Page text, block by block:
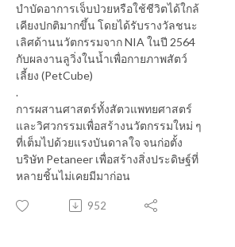
บำบัดอาการเจ็บป่วยหรือใช้ชีวิตได้ใกล้
เคียงปกติมากขึ้น โดยได้รับรางวัลชนะ
เลิศด้านนวัตกรรมจาก NIA ในปี 2564
กับผลงานลูวิ่งในน้ำเพื่อกายภาพสัตว์
เลี้ยง (PetCube)
.
การผสานศาสตร์ทั้งสัตวแพทยศาสตร์
และวิศวกรรมเพื่อสร้างนวัตกรรมใหม่ ๆ
ที่เต็มไปด้วยแรงบันดาลใจ จนก่อตั้ง
บริษัท Petaneer เพื่อสร้างสิ่งประดิษฐ์ที่
หลายชิ้นไม่เคยมีมาก่อน
952